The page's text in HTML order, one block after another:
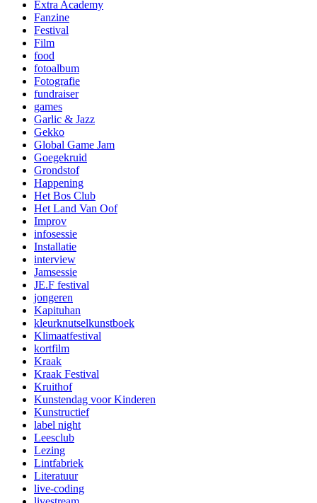
Extra Academy
Fanzine
Festival
Film
food
fotoalbum
Fotografie
fundraiser
games
Garlic & Jazz
Gekko
Global Game Jam
Goegekruid
Grondstof
Happening
Het Bos Club
Het Land Van Oof
Improv
infosessie
Installatie
interview
Jamsessie
JE.F festival
jongeren
Kapituhan
kleurknutselkunstboek
Klimaatfestival
kortfilm
Kraak
Kraak Festival
Kruithof
Kunstendag voor Kinderen
Kunstructief
label night
Leesclub
Lezing
Lintfabriek
Literatuur
live-coding